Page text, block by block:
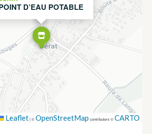
D’EAU POTABLE
Leaflet|©OpenStreetMap contributors ©CARTO